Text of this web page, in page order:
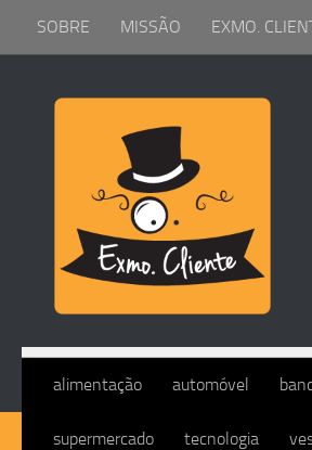
Skip to content
SOBRE MISSÃO EXMO.
alimentação automóvel
supermercado tecnologia